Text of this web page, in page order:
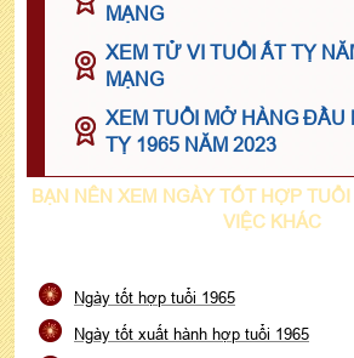
MẠNG
XEM TỬ VI TUỔI ẤT TỴ
MẠNG
XEM TUỔI MỞ HÀNG ĐẦU
TỴ 1965 NĂM 2023
BẠN NÊN XEM NGÀY TỐT HỢP
VIỆC KHÁC
Ngày tốt hợp tuổi 1965
Ngày tốt xuất hành hợp tuổi 1965